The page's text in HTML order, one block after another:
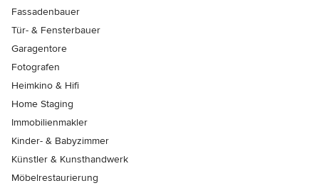
Fassadenbauer
Tür- & Fensterbauer
Garagentore
Fotografen
Heimkino & Hifi
Home Staging
Immobilienmakler
Kinder- & Babyzimmer
Künstler & Kunsthandwerk
Möbelrestaurierung